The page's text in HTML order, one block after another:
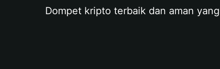
Dompet kripto terbaik dan aman